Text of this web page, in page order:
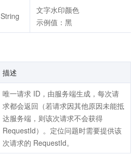
String
文字水印颜色
示例值：黑
描述
唯一请求 ID，由服务端生成，每次请
求都会返回（若请求因其他原因未能抵
达服务端，则该次请求不会获得
RequestId）。定位问题时需要提供该
次请求的 RequestId。